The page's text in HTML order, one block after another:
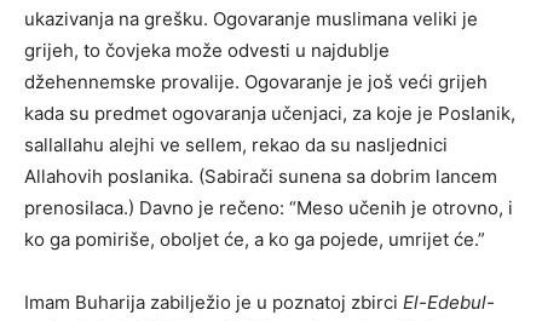
ukazivanja na grešku. Ogovaranje muslimana veliki je
grijeh, to čovjeka može odvesti u najdublje
džehennemske provalije. Ogovaranje je još veći grijeh
kada su predmet ogovaranja učenjaci, za koje je Poslanik,
sallallahu alejhi ve sellem, rekao da su nasljednici
Allahovih poslanika. (Sabirači sunena sa dobrim lancem
prenosilaca.) Davno je rečeno: “Meso učenih je otrovno, i
ko ga pomiriše, oboljet će, a ko ga pojede, umrijet će.”
Imam Buharija zabilježio je u poznatoj zbirci El-Edebul-